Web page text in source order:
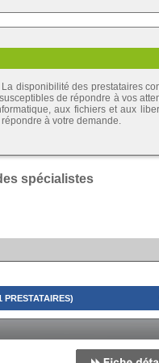
disponibilité des prestataires
de répondre à vos
aux fichiers et aux
à votre demande.
spécialistes